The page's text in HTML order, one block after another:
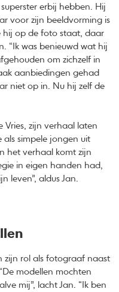
erbij hebben. Hij
voor zijn beeldvorming is
hij op de foto staat, daar
“Ik was benieuwd wat hij
om zichzelf in
aanbiedingen gehad
niet op in. Nu hij zelf de
Vries, zijn verhaal laten
simpele jongen uit
het verhaal komt zijn
in eigen handen had,
leven”, aldus Jan.
zijn rol als fotograaf naast
modellen mochten
mij”, lacht Jan. “Ik ben